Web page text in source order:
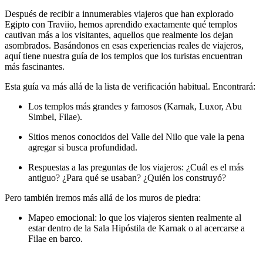
Después de recibir a innumerables viajeros que han explorado
Egipto con Traviio, hemos aprendido exactamente qué templos
cautivan más a los visitantes, aquellos que realmente los dejan
asombrados. Basándonos en esas experiencias reales de viajeros,
aquí tiene nuestra guía de los templos que los turistas encuentran
más fascinantes.
Esta guía va más allá de la lista de verificación habitual. Encontrará:
Los templos más grandes y famosos (Karnak, Luxor, Abu
Simbel, Filae).
Sitios menos conocidos del Valle del Nilo que vale la pena
agregar si busca profundidad.
Respuestas a las preguntas de los viajeros: ¿Cuál es el más
antiguo? ¿Para qué se usaban? ¿Quién los construyó?
Pero también iremos más allá de los muros de piedra:
Mapeo emocional: lo que los viajeros sienten realmente al
estar dentro de la Sala Hipóstila de Karnak o al acercarse a
Filae en barco.